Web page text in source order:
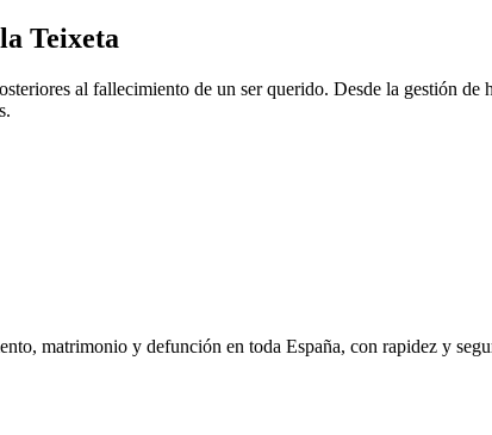
Teixeta
al fallecimiento de un ser querido. Desde la gestión de
matrimonio y defunción en toda España, con rapidez y